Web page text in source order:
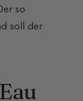
so
soll der